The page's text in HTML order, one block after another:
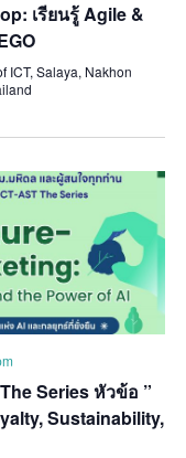
เรียนรู้ Agile &
ICT, Salaya, Nakhon
Series หัวข้อ ”
Sustainability,